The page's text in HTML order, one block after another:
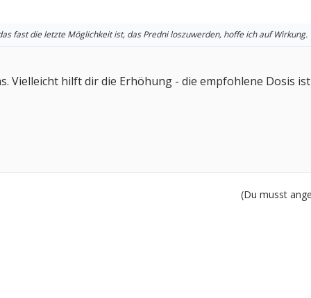
fast die letzte Möglichkeit ist, das Predni loszuwerden, hoffe ich auf Wirkung.
Vielleicht hilft dir die Erhöhung - die empfohlene Dosis
(Du musst